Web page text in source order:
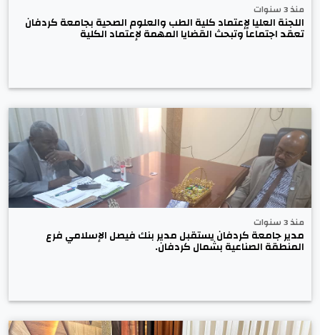
منذ 3 سنوات
اللجنة العليا لإعتماد كلية الطب والعلوم الصحية بجامعة كردفان
تعقد اجتماعاً وتبحث القضايا المهمة لإعتماد الكلية
منذ 3 سنوات
مدير جامعة كردفان يستقبل مدير بنك فيصل الإسلامي فرع
المنطقة الصناعية بشمال كردفان.